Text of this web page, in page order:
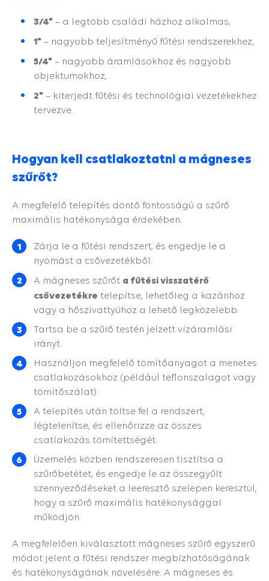
3/4" – a legtöbb családi házhoz alkalmas,
1" – nagyobb teljesítményű fűtési rendszerekhez,
5/4" – nagyobb áramlásokhoz és nagyobb
objektumokhoz,
2" – kiterjedt fűtési és technológiai vezetékekhez
tervezve.
Hogyan kell csatlakoztatni a mágneses
szűrőt?
A megfelelő telepítés döntő fontosságú a szűrő
maximális hatékonysága érdekében.
Zárja le a fűtési rendszert, és engedje le a
nyomást a csővezetékből.
A mágneses szűrőt a fűtési visszatérő
csővezetékre telepítse, lehetőleg a kazánhoz
vagy a hőszivattyúhoz a lehető legközelebb.
Tartsa be a szűrő testén jelzett vízáramlási
irányt.
Használjon megfelelő tömítőanyagot a menetes
csatlakozásokhoz (például teflonszalagot vagy
tömítőszálat).
A telepítés után töltse fel a rendszert,
légtelenítse, és ellenőrizze az összes
csatlakozás tömítettségét.
Üzemelés közben rendszeresen tisztítsa a
szűrőbetétet, és engedje le az összegyűlt
szennyeződéseket a leeresztő szelepen keresztül,
hogy a szűrő maximális hatékonysággal
működjön.
A megfelelően kiválasztott mágneses szűrő egyszerű
módot jelent a fűtési rendszer megbízhatóságának
és hatékonyságának növelésére. A mágneses és